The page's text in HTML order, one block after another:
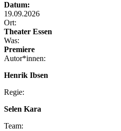
Datum:
19.09.2026
Ort:
Theater Essen
Was:
Premiere
Autor*innen:
Henrik Ibsen
Regie:
Selen Kara
Team: